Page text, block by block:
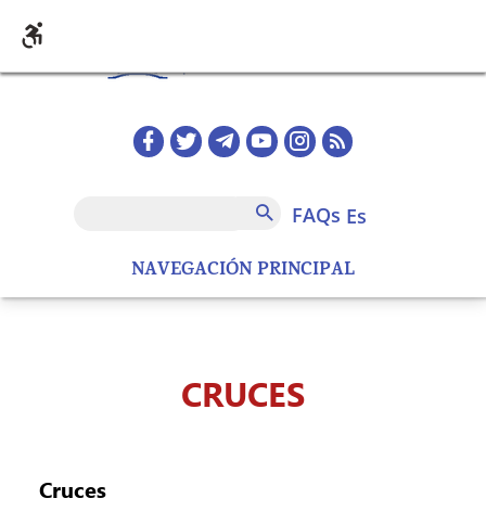
NAVEGACIÓN PRINCIPAL
Redes sociales home
FAQs
FAQs es
CRUCES
Cruces